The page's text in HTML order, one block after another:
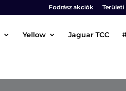
Fodrász akciók
Yellow Jaguar TCC